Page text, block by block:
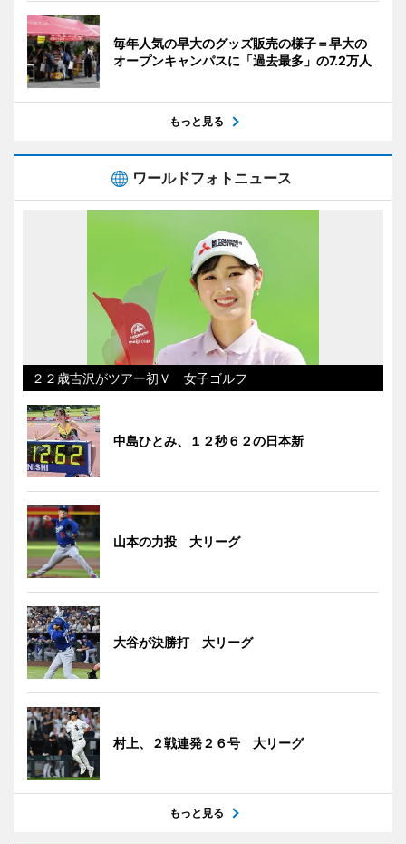
毎年人気の早大のグッズ販売の様子＝早大の
オープンキャンパスに「過去最多」の7.2万人
もっと見る
ワールドフォトニュース
２２歳吉沢がツアー初Ｖ 女子ゴルフ
中島ひとみ、１２秒６２の日本新
山本の力投 大リーグ
大谷が決勝打 大リーグ
村上、２戦連発２６号 大リーグ
もっと見る